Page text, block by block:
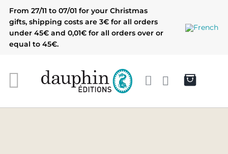
content
From 27/11 to 07/01 for your Christmas
gifts, shipping costs are 3€ for all orders
under 45€ and 0,01€ for all orders over or
equal to 45€.